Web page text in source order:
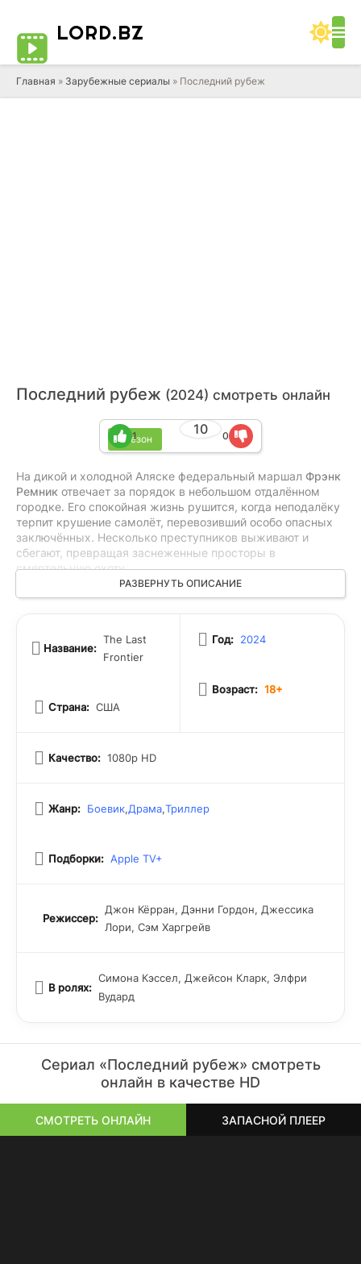
LORD.BZ
Главная » Зарубежные сериалы » Последний рубеж
Последний рубеж (2024) смотреть онлайн
1 сезон
10
1 0
На дикой и холодной Аляске федеральный маршал Фрэнк
Ремник отвечает за порядок в небольшом отдалённом
городке. Его спокойная жизнь рушится, когда неподалёку
терпит крушение самолёт, перевозивший особо опасных
заключённых. Несколько преступников выживают и
сбегают, превращая заснеженные просторы в
смертельную охоту.
Но чем глубже Ремник погружается в расследование, тем
яснее становится — крушение не было случайностью. За
предстоит сделать выбор: рискнуть всем ради правды
или сохранить видимость покоя, позволив злу пустить
Мрачный триллер о выживании, долге и цене
справедливости— история человека, который вынужден
РАЗВЕРНУТЬ ОПИСАНИЕ
Название:
The Last
Frontier
Страна: США
Год: 2024
Возраст: 18+
Качество: 1080p HD
Жанр: Боевик,Драма,Триллер
Подборки: Apple TV+
Режиссер:
Джон Кёрран, Дэнни Гордон, Джессика
Лори, Сэм Харгрейв
В ролях:
Симона Кэссел, Джейсон Кларк, Элфри
Вудард
Сериал «Последний рубеж» смотреть
онлайн в качестве HD
СМОТРЕТЬ ОНЛАЙН ЗАПАСНОЙ ПЛЕЕР